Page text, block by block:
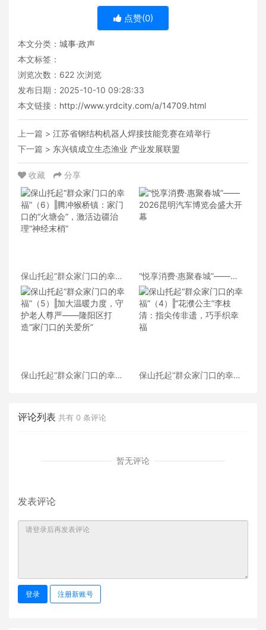
点赞(0)
本文分类： 城事·政声
本文标签：
浏览次数： 622 次浏览
发布日期：2025-10-10 09:28:33
本文链接： http://www.yrdcity.com/a/14709.html
上一篇 > 江苏省钢结构机器人焊接技能竞赛在靖举行
下一篇 > 东兴镇成立生态渔业 产业发展联盟
收藏 分享
保山托起“群众家门口的幸
福”（6）‖腾冲猴桥镇：家门
口的“火塘会”，激活边疆治
理“神经末梢”
“悦享消费·惠聚春城”——
2026昆明汽车博览会盛大开
幕
保山托起“群众家门口的幸
保山托起“群众家门口的幸
评论列表 共有 0 条评论
暂无评论
发表评论
登录 注册新账号